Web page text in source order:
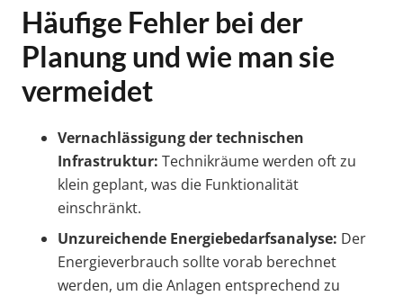
Häufige Fehler bei der
Planung und wie man sie
vermeidet
Vernachlässigung der technischen
Infrastruktur: Technikräume werden oft zu
klein geplant, was die Funktionalität
einschränkt.
Unzureichende Energiebedarfsanalyse: Der
Energieverbrauch sollte vorab berechnet
werden, um die Anlagen entsprechend zu